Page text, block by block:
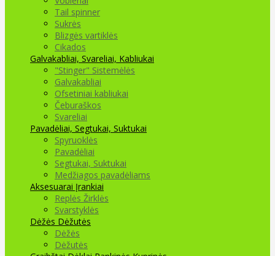
Tail spinner
Sukrės
Blizgės vartiklės
Cikados
Galvakabliai, Svareliai, Kabliukai
"Stinger" Sistemėlės
Galvakabliai
Ofsetiniai kabliukai
Čeburaškos
Svareliai
Pavadėliai, Segtukai, Suktukai
Spyruoklės
Pavadėliai
Segtukai, Suktukai
Medžiagos pavadėliams
Aksesuarai Įrankiai
Replės Žirklės
Svarstyklės
Dėžės Dėžutės
Dėžės
Dėžutės